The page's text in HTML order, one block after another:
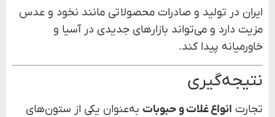
ایران در تولید و صادرات محصولاتی مانند نخود و عدس
مزیت دارد و می‌تواند بازارهای جدیدی در آسیا و
خاورمیانه پیدا کند.
نتیجه‌گیری
تجارت انواع غلات و حبوبات به‌عنوان یکی از ستون‌های